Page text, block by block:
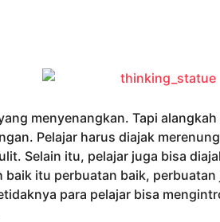
menyenangkan. Tapi
Pelajar harus diajak
Selain itu, pelajar juga bisa
baik itu perbuatan baik,
para pelajar bisa